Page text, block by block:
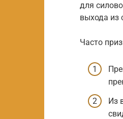
для
выхода из
Часто
Из